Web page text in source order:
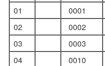
01
0001
02
0002
03
0003
04
0010